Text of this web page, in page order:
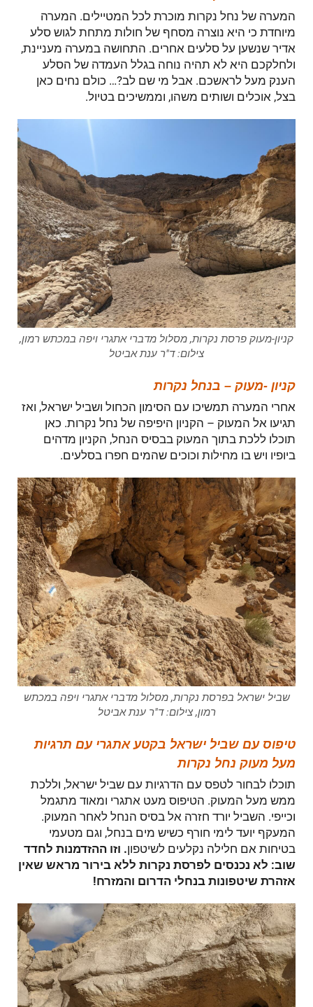
המערה של נחל נקרות מוכרת לכל המטיילים. המערה
מיוחדת כי היא נוצרה מסחף של חולות מתחת לגוש סלע
אדיר שנשען על סלעים אחרים. התחושה במערה מעניינת,
ולחלקכם היא לא תהיה נוחה בגלל העמדה של הסלע
הענק מעל לראשכם. אבל מי שם לב?… כולם נחים כאן
בצל, אוכלים ושותים משהו, וממשיכים בטיול.
קניון-מעוק פרסת נקרות, מסלול מדברי אתגרי ויפה במכתש רמון,
צילום: ד"ר ענת אביטל
קניון -מעוק – בנחל נקרות
אחרי המערה תמשיכו עם הסימון הכחול ושביל ישראל, ואז
תגיעו אל המעוק – הקניון היפיפה של נחל נקרות. כאן
תוכלו ללכת בתוך המעוק בבסיס הנחל, הקניון מדהים
ביופיו ויש בו מחילות וכוכים שהמים חפרו בסלעים.
שביל ישראל בפרסת נקרות, מסלול מדברי אתגרי ויפה במכתש
רמון, צילום: ד"ר ענת אביטל
טיפוס עם שביל ישראל בקטע אתגרי עם תרגיות
מעל מעוק נחל נקרות
תוכלו לבחור לטפס עם הדרגיות עם שביל ישראל, וללכת
ממש מעל המעוק. הטיפוס מעט אתגרי ומאוד מתגמל
וכייפי. השביל יורד חזרה אל בסיס הנחל לאחר המעוק.
המעקף יועד לימי חורף כשיש מים בנחל, וגם מטעמי
בטיחות אם חלילה נקלעים לשיטפון. וזו ההזדמנות לחדד
שוב: לא נכנסים לפרסת נקרות ללא בירור מראש שאין
אזהרת שיטפונות בנחלי הדרום והמזרח!